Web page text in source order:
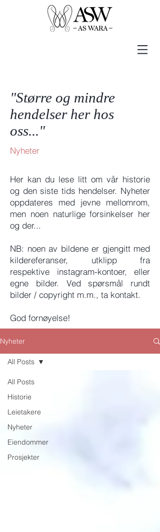
"Større og mindre
hendelser her hos
oss..."
Nyheter
Her kan du lese litt om vår historie
og den siste tids hendelser. Nyheter
oppdateres med jevne mellomrom,
men noen naturlige forsinkelser her
og der...
NB: noen av bildene er gjengitt med
kildereferanser, utklipp fra
respektive instagram-kontoer, eller
egne bilder. Ved spørsmål rundt
bilder / copyright m.m., ta kontakt.
God fornøyelse!
Nyheter
All Posts
Historie
Leietakere
Nyheter
Eiendommer
Prosjekter
All Posts